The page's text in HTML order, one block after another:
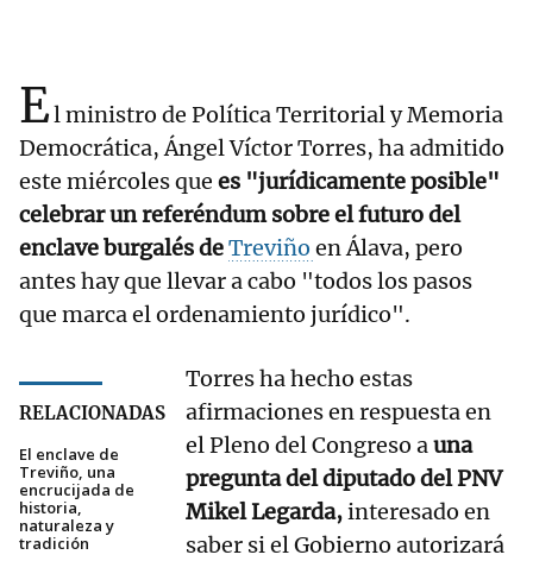
El ministro de Política Territorial y Memoria
Democrática, Ángel Víctor Torres, ha admitido
este miércoles que es "jurídicamente posible"
celebrar un referéndum sobre el futuro del
enclave burgalés deTreviño en Álava, pero
antes hay que llevar a cabo "todos los pasos
que marca el ordenamiento jurídico".
RELACIONADAS
El enclave de
Treviño, una
encrucijada de
historia,
naturaleza y
tradición
Torres ha hecho estas
afirmaciones en respuesta en
el Pleno del Congreso auna
pregunta del diputado del PNV
Mikel Legarda,interesado en
saber si el Gobierno autorizará